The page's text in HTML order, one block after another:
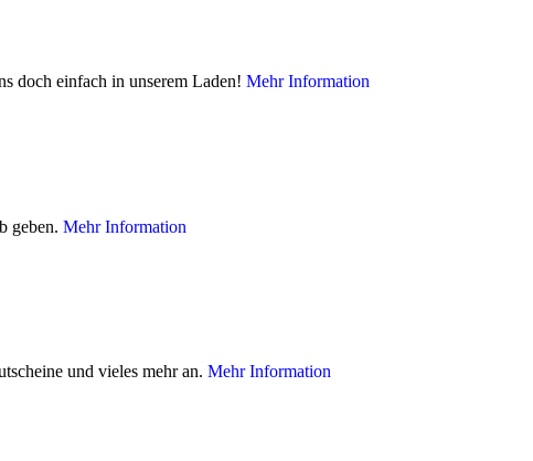
doch einfach in unserem Laden! Mehr Information
geben. Mehr Information
und vieles mehr an. Mehr Information